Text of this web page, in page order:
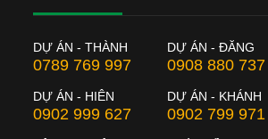
DỰ ÁN - THÀNH
0789 769 997
DỰ ÁN - ĐĂNG
0908 880 737
DỰ ÁN - HIÊN
0902 999 627
DỰ ÁN - KHÁNH
0902 799 971